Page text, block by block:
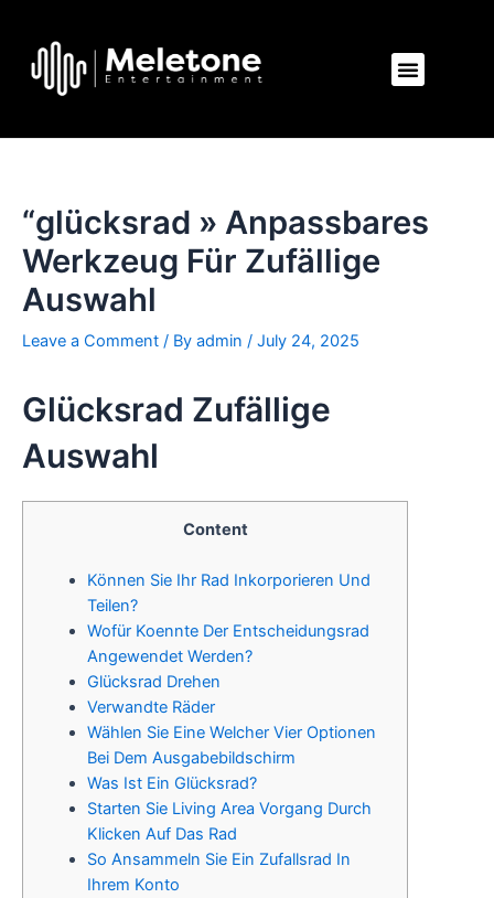
content
Menu
“glücksrad » Anpassbares
Werkzeug Für Zufällige
Auswahl
Leave a Comment / By admin / July 24, 2025
Glücksrad Zufällige
Auswahl
Content
Können Sie Ihr Rad Inkorporieren Und
Teilen?
Wofür Koennte Der Entscheidungsrad
Angewendet Werden?
Glücksrad Drehen
Verwandte Räder
Wählen Sie Eine Welcher Vier Optionen
Bei Dem Ausgabebildschirm
Was Ist Ein Glücksrad?
Starten Sie Living Area Vorgang Durch
Klicken Auf Das Rad
So Ansammeln Sie Ein Zufallsrad In
Ihrem Konto
navigation